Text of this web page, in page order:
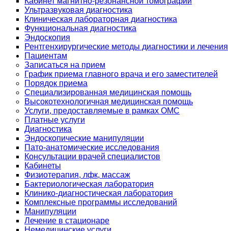
Ультразвуковая диагностика
Клиническая лабораторная диагностика
Функциональная диагностика
Эндоскопия
Рентгенхирургические методы диагностики и лечения
Пациентам
Записаться на прием
График приема главного врача и его заместителей
Порядок приема
Специализированная медицинская помощь
Высокотехнологичная медицинская помощь
Услуги, предоставляемые в рамках ОМС
Платные услуги
Диагностика
Эндоскопические манипуляции
Пато-анатомические исследования
Консультации врачей специалистов
Кабинеты
Физиотерапия, лфк, массаж
Бактериологическая лаборатория
Клинико-диагностическая лаборатория
Комплексные программы исследований
Манипуляции
Лечение в стационаре